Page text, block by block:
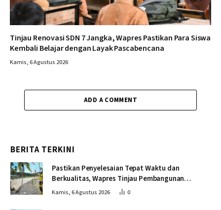
Tinjau Renovasi SDN 7 Jangka, Wapres Pastikan Para Siswa
Kembali Belajar dengan Layak Pascabencana
Kamis, 6 Agustus 2026
ADD A COMMENT
BERITA TERKINI
Pastikan Penyelesaian Tepat Waktu dan
Berkualitas, Wapres Tinjau Pembangunan
Jembatan Lumut
Kamis, 6 Agustus 2026 0